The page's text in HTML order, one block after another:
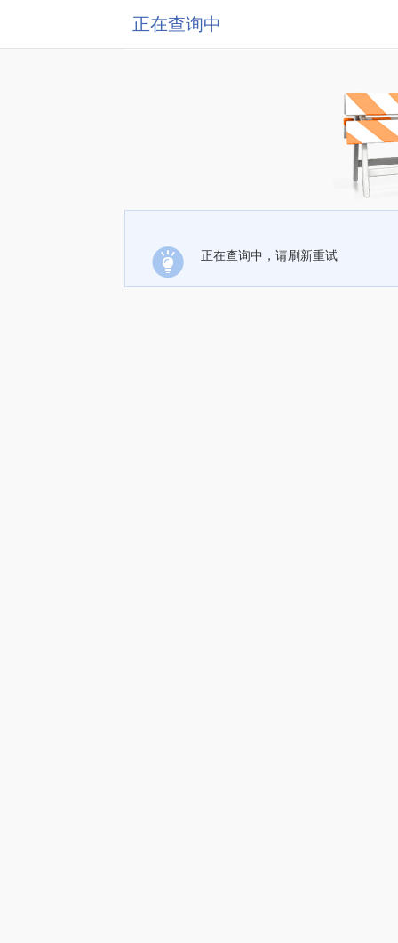
正在查询中
正在查询中，请刷新重试